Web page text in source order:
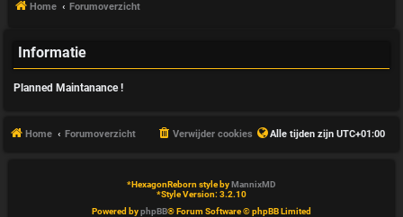
V
A
Home Forumoverzicht
Informatie
Planned Maintanance !
Home Forumoverzicht Alle tijden zijn UTC+01:00
Verwijder cookies
*HexagonReborn style byMannixMD
*Style Version: 3.2.10
Powered byphpBB® Forum Software © phpBB Limited